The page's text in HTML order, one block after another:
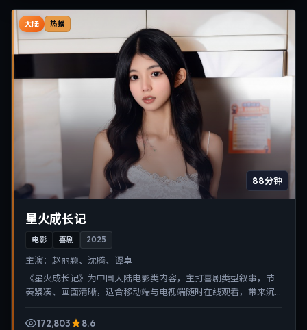
大陆 热播
88分钟
星火成长记
电影 喜剧 2025
主演： 赵丽颖、沈腾、谭卓
《星火成长记》为中国大陆电影类内容，主打喜剧类型叙事，节
奏紧凑、画面清晰，适合移动端与电视端随时在线观看，带来沉
172,803
8.6